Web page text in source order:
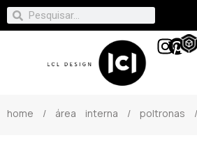
home / área interna / poltronas